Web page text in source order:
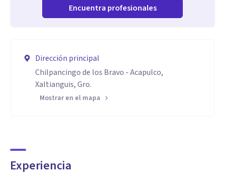
Encuentra profesionales
Dirección principal
Chilpancingo de los Bravo - Acapulco,
Xaltianguis, Gro.
Mostrar en el mapa
Experiencia